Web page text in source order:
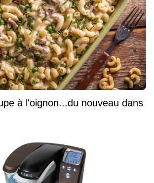
à l'oignon...du nouveau dans